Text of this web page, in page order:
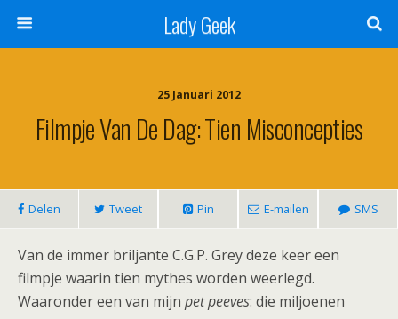
Lady Geek
25 Januari 2012
Filmpje Van De Dag: Tien Misconcepties
Delen Tweet Pin E-mailen SMS
Van de immer briljante C.G.P. Grey deze keer een
filmpje waarin tien mythes worden weerlegd.
Waaronder een van mijn pet peeves: die miljoenen